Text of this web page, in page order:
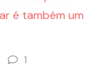
é também um
1